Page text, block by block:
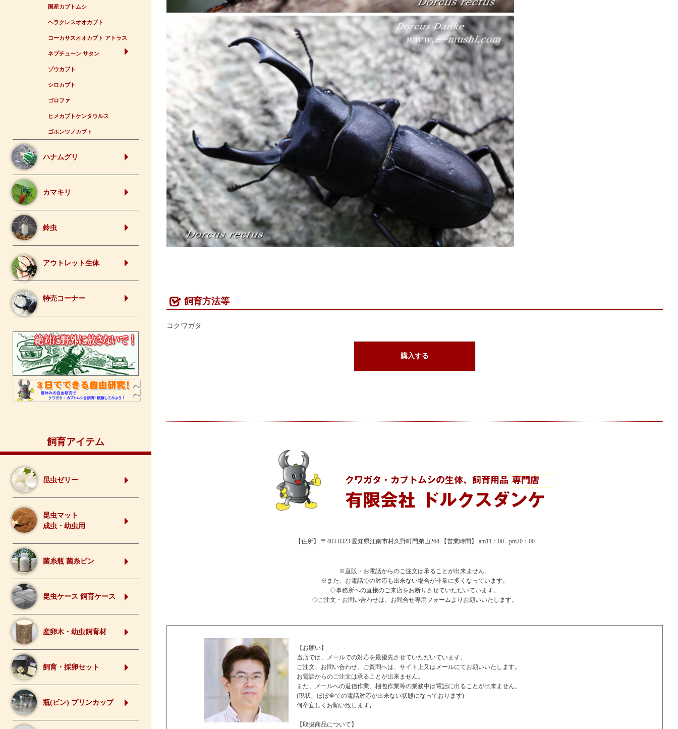
国産カブトムシ
ヘラクレスオオカブト
コーカサスオオカブト アトラス
ネプチューン サタン
ゾウカブト
シロカブト
ゴロファ
ヒメカブトケンタウルス
ゴホンツノカブト
ハナムグリ
カマキリ
鈴虫
アウトレット生体
特売コーナー
飼育アイテム
昆虫ゼリー
昆虫マット
成虫・幼虫用
菌糸瓶 菌糸ビン
昆虫ケース 飼育ケース
産卵木・幼虫飼育材
飼育・採卵セット
瓶(ビン) プリンカップ
飼育方法等
コクワガタ
購入する
【住所】 〒483-8323 愛知県江南市村久野町門弟山264 【営業時間】 am11：00 - pm20：00
※直販・お電話からのご注文は承ることが出来ません。
※また、お電話での対応も出来ない場合が非常に多くなっています。
◇事務所への直接のご来店をお断りさせていただいています。
◇ご注文・お問い合わせは、お問合せ専用フォームよりお願いいたします。
【お願い】
当店では、メールでの対応を最優先させていただいています。
ご注文、お問い合わせ、ご質問へは、サイト上又はメールにてお願いいたします。
お電話からのご注文は承ることが出来ません。
また、メールへの返信作業、梱包作業等の業務中は電話に出ることが出来ません。
(現状、ほぼ全ての電話対応が出来ない状態になっております)
何卒宜しくお願い致します｡
【取扱商品について】